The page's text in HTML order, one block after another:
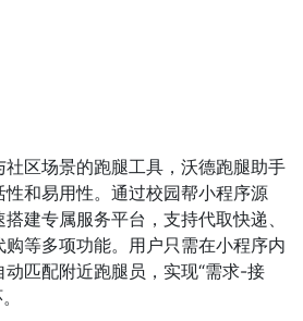
区场景的跑腿工具，沃德跑腿助手
和易用性。通过校园帮小程序源
建专属服务平台，支持代取快递、
等多项功能。用户只需在小程序内
匹配附近跑腿员，实现“需求-接